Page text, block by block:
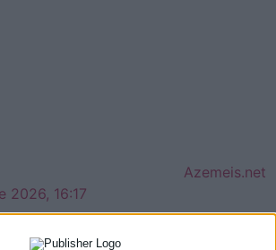
Azemeis.net
2026, 16:17